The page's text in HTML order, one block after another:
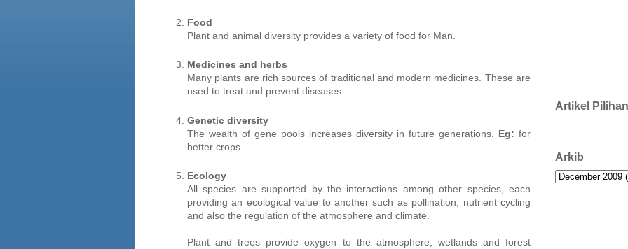
Food
Plant and animal diversity provides a variety of food for Man.
Medicines and herbs
Many plants are rich sources of traditional and modern medicines. These are
used to treat and prevent diseases.
Genetic diversity
The wealth of gene pools increases diversity in future generations. Eg: for
better crops.
Ecology
All species are supported by the interactions among other species, each
providing an ecological value to another such as pollination, nutrient cycling
and also the regulation of the atmosphere and climate.
Plant and trees provide oxygen to the atmosphere; wetlands and forest
Artikel Pilihan
Arkib